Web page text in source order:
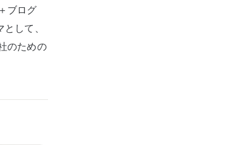
ブログ
して、
のための